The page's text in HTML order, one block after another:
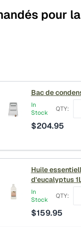
pour
Bac de
In
Stock
QTY:
$204.95
Huile
d'eucalyptus
In
Stock
QTY:
$159.95